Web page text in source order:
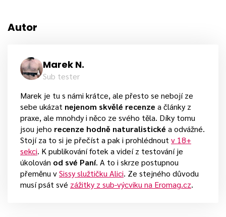
Autor
Marek N.
Sub tester
Marek je tu s námi krátce, ale přesto se nebojí ze
sebe ukázat nejenom skvělé recenze a články z
praxe, ale mnohdy i něco ze svého těla. Díky tomu
jsou jeho recenze hodně naturalistické a odvážné.
Stojí za to si je přečíst a pak i prohlédnoutv 18+
sekci. K publikování fotek a videí z testování je
úkolován od své Paní. A to i skrze postupnou
přeměnu vSissy služtičku Alici. Ze stejného důvodu
musí psát své zážitky z sub-výcviku na Eromag.cz.